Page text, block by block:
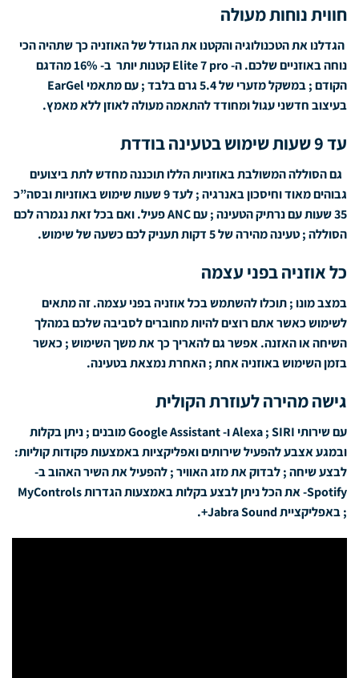
חווית נוחות מעולה
הגדלנו את הטכנולוגיה והקטנו את הגודל של האוזניה כך שתהיה הכי
נוחה באוזניים שלכם. ה- Elite 7 pro קטנות יותר ב- 16% מהדגם
הקודם ; במשקל מזערי של 5.4 גרם בלבד ; עם מתאמי EarGel
בעיצוב חדשני עגול ומחודד להתאמה מעולה לאוזן ללא מאמץ.
עד 9 שעות שימוש בטעינה בודדת
גם הסוללה המשולבת באוזניות הללו תוכננה מחדש לתת ביצועים
גבוהים מאוד וחיסכון באנרגיה ; לעד 9 שעות שימוש באוזניות ובסה”כ
35 שעות עם נרתיק הטעינה ; עם ANC פעיל. ואם בכל זאת נגמרה לכם
הסוללה ; טעינה מהירה של 5 דקות תעניק לכם כשעה של שימוש.
כל אוזניה בפני עצמה
במצב מונו ; תוכלו להשתמש בכל אוזניה בפני עצמה. זה מתאים
לשימוש כאשר אתם רוצים להיות מחוברים לסביבה שלכם במהלך
השיחה או האזנה. אפשר גם להאריך כך את משך השימוש ; כאשר
בזמן השימוש באוזניה אחת ; האחרת נמצאת בטעינה.
גישה מהירה לעוזרת הקולית
עם שירותי Alexa ; SIRI ו- Google Assistant מובנים ; ניתן בקלות
ובמגע אצבע להפעיל שירותים ואפליקציות באמצעות פקודות קוליות:
לבצע שיחה ; לבדוק את מזג האוויר ; להפעיל את השיר האהוב ב-
Spotify- את הכל ניתן לבצע בקלות באמצעות הגדרות MyControls
; באפליקציית Jabra Sound+.